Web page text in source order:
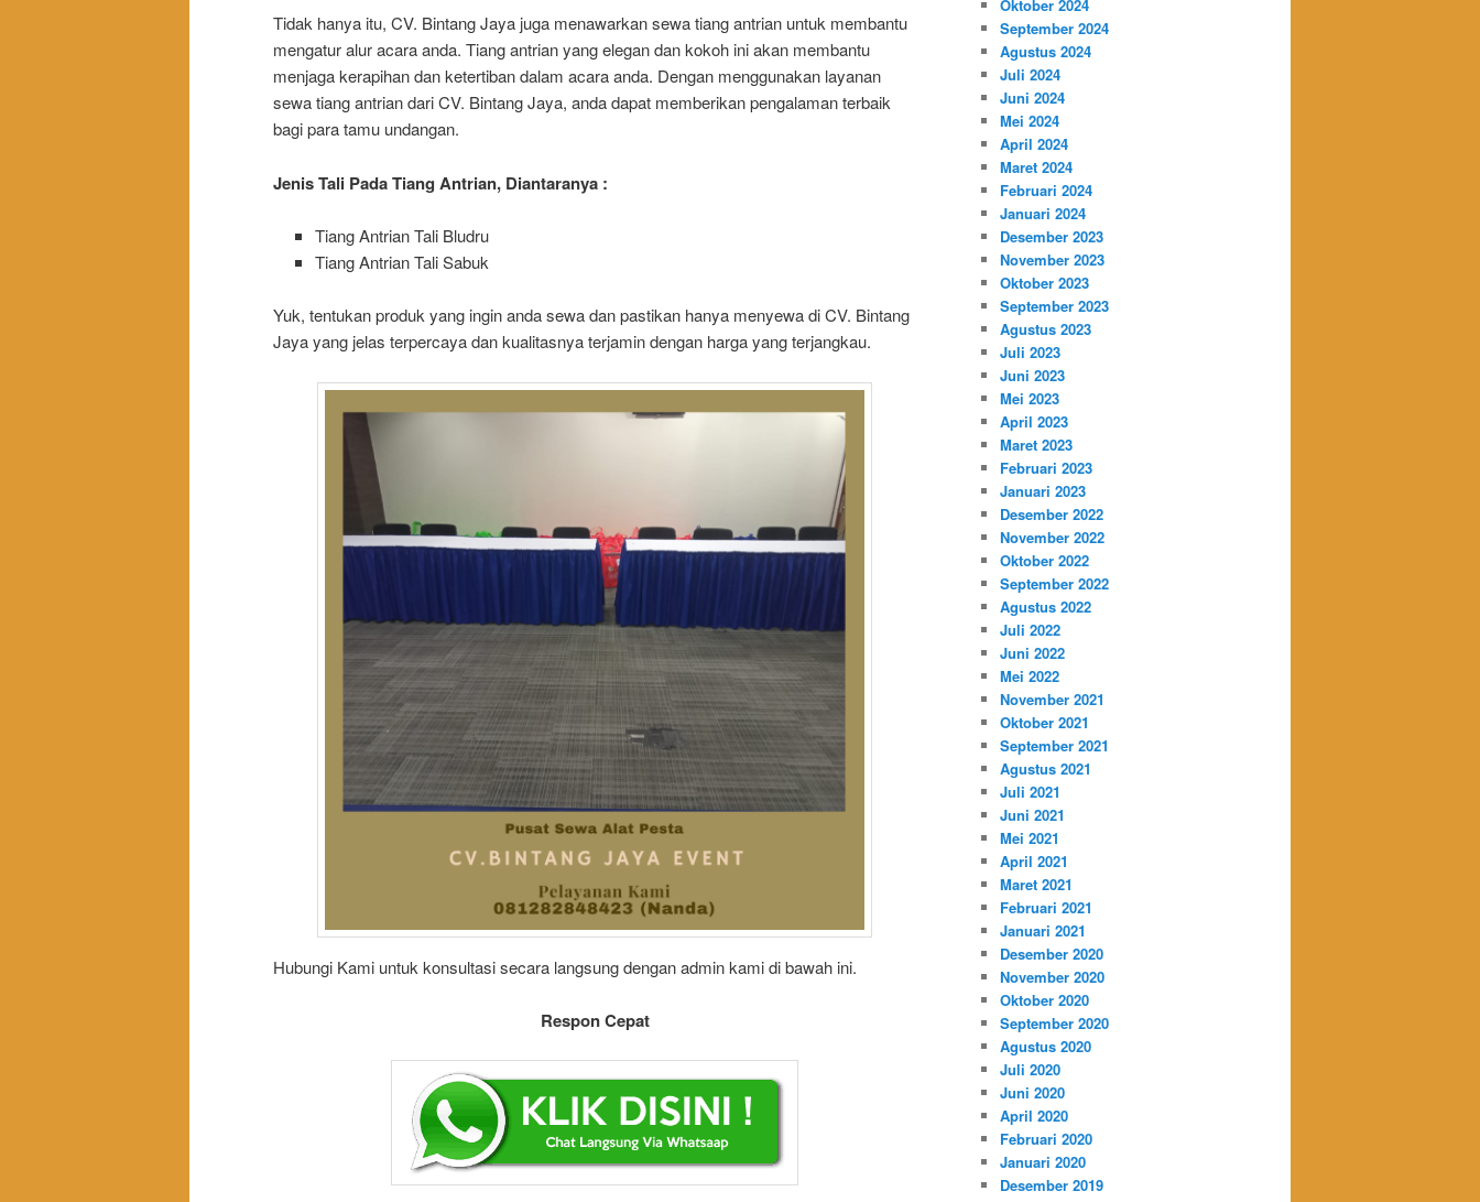
Tidak hanya itu, CV. Bintang Jaya juga menawarkan sewa tiang antrian untuk membantu
mengatur alur acara anda. Tiang antrian yang elegan dan kokoh ini akan membantu
menjaga kerapihan dan ketertiban dalam acara anda. Dengan menggunakan layanan
sewa tiang antrian dari CV. Bintang Jaya, anda dapat memberikan pengalaman terbaik
bagi para tamu undangan.
Jenis Tali Pada Tiang Antrian, Diantaranya :
Tiang Antrian Tali Bludru
Tiang Antrian Tali Sabuk
Yuk, tentukan produk yang ingin anda sewa dan pastikan hanya menyewa di CV. Bintang
Jaya yang jelas terpercaya dan kualitasnya terjamin dengan harga yang terjangkau.
Hubungi Kami untuk konsultasi secara langsung dengan admin kami di bawah ini.
Respon Cepat
Oktober 2024
September 2024
Agustus 2024
Juli 2024
Juni 2024
Mei 2024
April 2024
Maret 2024
Februari 2024
Januari 2024
Desember 2023
November 2023
Oktober 2023
September 2023
Agustus 2023
Juli 2023
Juni 2023
Mei 2023
April 2023
Maret 2023
Februari 2023
Januari 2023
Desember 2022
November 2022
Oktober 2022
September 2022
Agustus 2022
Juli 2022
Juni 2022
Mei 2022
November 2021
Oktober 2021
September 2021
Agustus 2021
Juli 2021
Juni 2021
Mei 2021
April 2021
Maret 2021
Februari 2021
Januari 2021
Desember 2020
November 2020
Oktober 2020
September 2020
Agustus 2020
Juli 2020
Juni 2020
April 2020
Februari 2020
Januari 2020
Desember 2019